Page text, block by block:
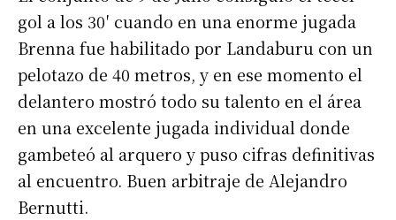
Suscribirme gratis
Dirección de correo electrónico
Nombre
Apellidos
gol a los 30′ cuando en una enorme jugada
Brenna fue habilitado por Landaburu con un
pelotazo de 40 metros, y en ese momento el
delantero mostró todo su talento en el área
en una excelente jugada individual donde
gambeteó al arquero y puso cifras definitivas
al encuentro. Buen arbitraje de Alejandro
Bernutti.